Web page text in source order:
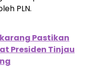
PLN.
Pastikan
Presiden Tinjau